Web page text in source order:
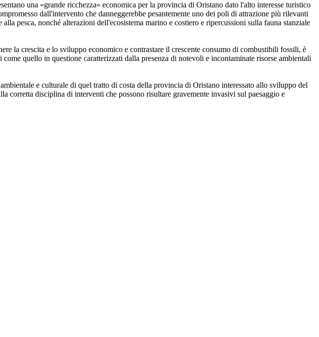
una «grande ricchezza» economica per la provincia di Oristano dato l'alto interesse turistico
dall'intervento che danneggerebbe pesantemente uno dei poli di attrazione più rilevanti
pesca, nonché alterazioni dell'ecosistema marino e costiero e ripercussioni sulla fauna stanziale
la crescita e lo sviluppo economico e contrastare il crescente consumo di combustibili fossili, è
quello in questione caratterizzati dalla presenza di notevoli e incontaminate risorse ambientali
e culturale di quel tratto di costa della provincia di Oristano interessato allo sviluppo del
corretta disciplina di interventi che possono risultare gravemente invasivi sul paesaggio e